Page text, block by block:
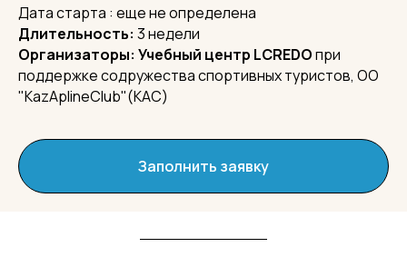
Дата старта : еще не определена
Длительность: 3 недели
Организаторы: Учебный центр LCREDOпри
поддержке содружества спортивных туристов, ОО
"KazAplineClub"(КАС)
Заполнить заявку